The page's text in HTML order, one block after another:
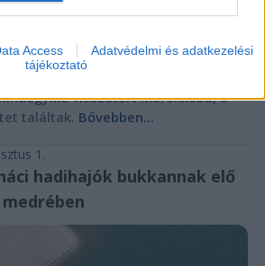
Access
Adatvédelmi és adatkezelési
tájékoztató
migránsok
szerint a Ceutába érkezett
visszatért Marokkóba, a
találtak. Bővebben...
1.
hadihajók bukkannak elő